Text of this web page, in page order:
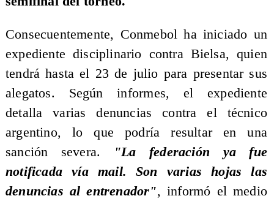
Consecuentemente, Conmebol ha iniciado un
expediente disciplinario contra Bielsa, quien
tendrá hasta el 23 de julio para presentar sus
alegatos. Según informes, el expediente
detalla varias denuncias contra el técnico
argentino, lo que podría resultar en una
sanción severa.
"La federación ya fue
notificada vía mail. Son varias hojas las
denuncias al entrenador", informó el medio